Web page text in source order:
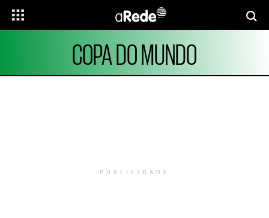
COPA DO MUNDO
PUBLICIDADE